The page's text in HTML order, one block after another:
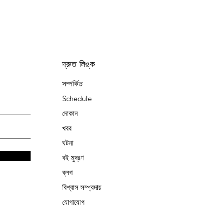
দ্রুত লিঙ্ক
সম্পর্কিত
Schedule
দোকান
খবর
ঘটনা
বই মুদ্রণ
ব্লগ
বিশ্বাস সম্প্রদায়
যোগাযোগ